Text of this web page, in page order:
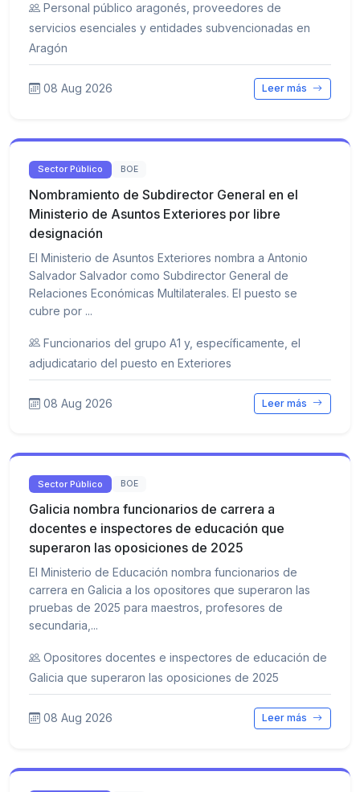
Personal público aragonés, proveedores de
servicios esenciales y entidades subvencionadas en
Aragón
08 Aug 2026 Leer más
Sector Público BOE
Nombramiento de Subdirector General en el
Ministerio de Asuntos Exteriores por libre
designación
El Ministerio de Asuntos Exteriores nombra a Antonio
Salvador Salvador como Subdirector General de
Relaciones Económicas Multilaterales. El puesto se
cubre por ...
Funcionarios del grupo A1 y, específicamente, el
adjudicatario del puesto en Exteriores
08 Aug 2026 Leer más
Sector Público BOE
Galicia nombra funcionarios de carrera a
docentes e inspectores de educación que
superaron las oposiciones de 2025
El Ministerio de Educación nombra funcionarios de
carrera en Galicia a los opositores que superaron las
pruebas de 2025 para maestros, profesores de
secundaria,...
Opositores docentes e inspectores de educación de
Galicia que superaron las oposiciones de 2025
08 Aug 2026 Leer más